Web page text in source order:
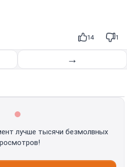
14 1
→
лучше тысячи безмолвных